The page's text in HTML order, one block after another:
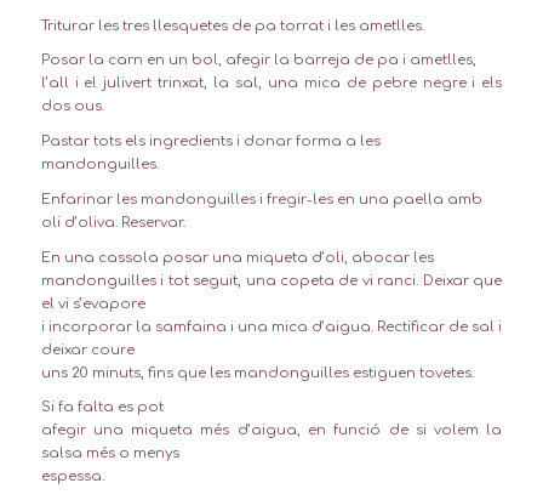
Triturar les tres llesquetes de pa torrat i les ametlles.
Posar la carn en un bol, afegir la barreja de pa i ametlles,
l’all i el julivert trinxat, la sal, una mica de pebre negre i els
dos ous.
Pastar tots els ingredients i donar forma a les
mandonguilles.
Enfarinar les mandonguilles i fregir-les en una paella amb
oli d’oliva. Reservar.
En una cassola posar una miqueta d’oli, abocar les
mandonguilles i tot seguit, una copeta de vi ranci. Deixar que
el vi s’evapore
i incorporar la samfaina i una mica d’aigua. Rectificar de sal i
deixar coure
uns 20 minuts, fins que les mandonguilles estiguen tovetes.
Si fa falta es pot
afegir una miqueta més d’aigua, en funció de si volem la
salsa més o menys
espessa.